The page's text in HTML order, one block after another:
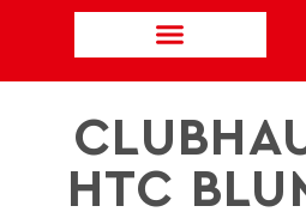
HTC